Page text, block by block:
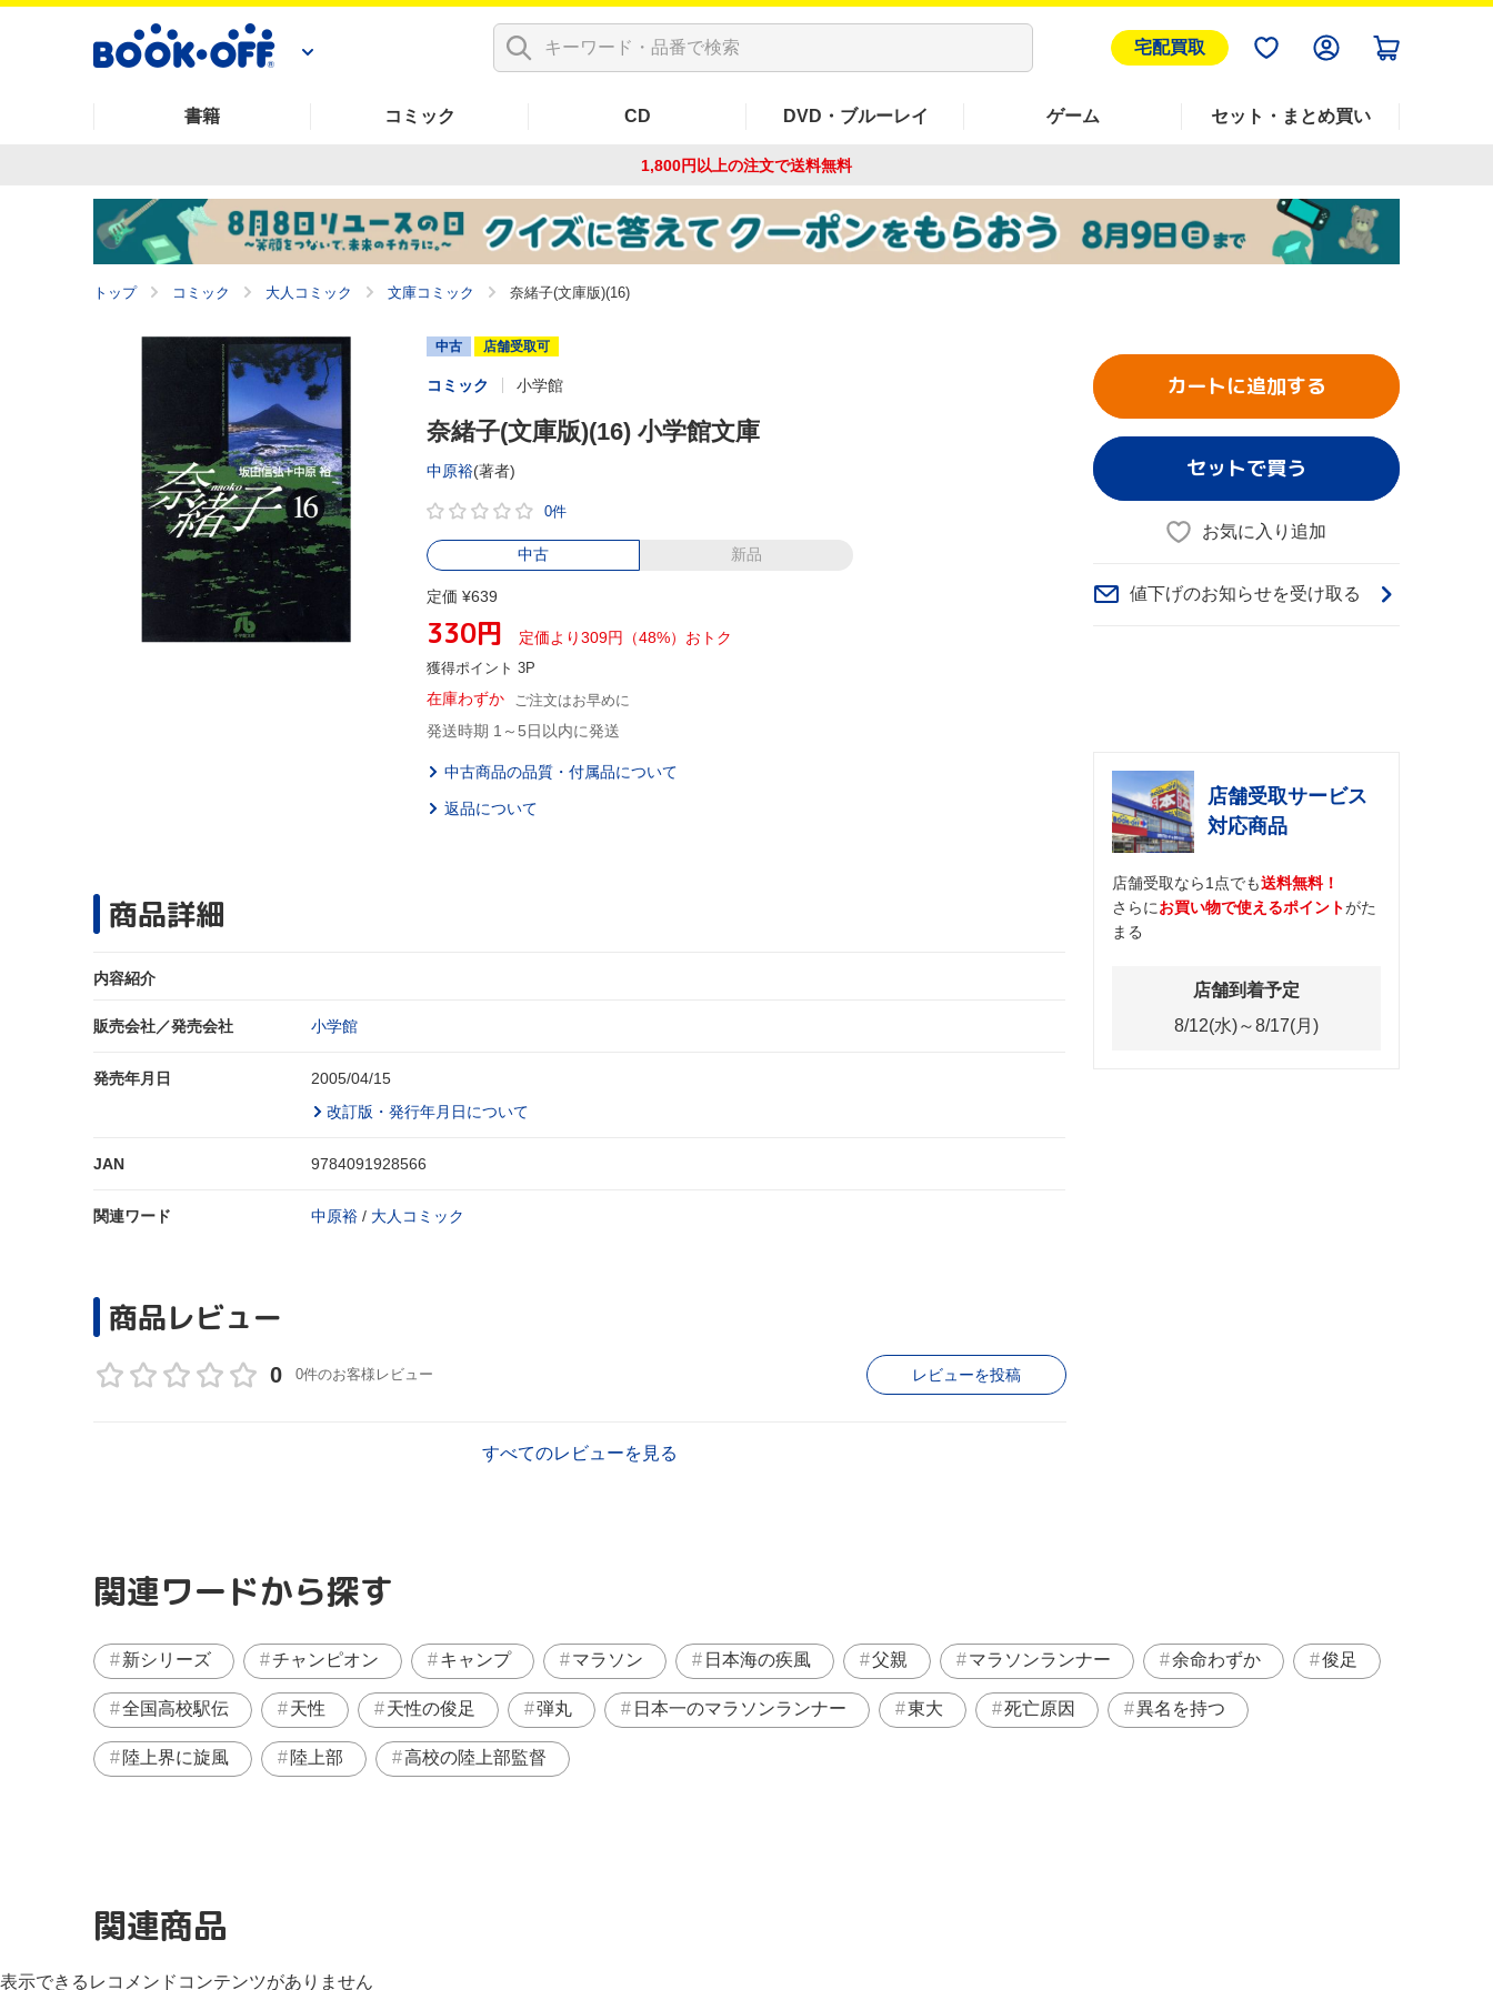
宅配買取
書籍 コミック CD DVD・ブルーレイ ゲーム セット・まとめ買い
1,800円以上の注文で送料無料
トップ コミック 大人コミック 文庫コミック 奈緒子(文庫版)(16)
中古 店舗受取可
コミック 小学館
奈緒子(文庫版)(16) 小学館文庫
中原裕(著者)
0件
中古 新品
定価 ¥639
330円 定価より309円（48%）おトク
獲得ポイント 3P
在庫わずか ご注文はお早めに
発送時期 1～5日以内に発送
中古商品の品質・付属品について
返品について
商品詳細
内容紹介
販売会社／発売会社 小学館
発売年月日
2005/04/15
改訂版・発行年月日について
JAN 9784091928566
関連ワード 中原裕 / 大人コミック
カートに追加する
セットで買う
お気に入り追加
値下げのお知らせを受け取る
店舗受取サービス
対応商品
店舗受取なら1点でも送料無料！
さらにお買い物で使えるポイントがた
まる
店舗到着予定
8/12(水)～8/17(月)
商品レビュー
0 0件のお客様レビュー レビューを投稿
すべてのレビューを見る
関連ワードから探す
新シリーズ チャンピオン キャンプ マラソン 日本海の疾風 父親 マラソンランナー 余命わずか 俊足
全国高校駅伝 天性 天性の俊足 弾丸 日本一のマラソンランナー 東大 死亡原因 異名を持つ
陸上界に旋風 陸上部 高校の陸上部監督
関連商品
表示できるレコメンドコンテンツがありません